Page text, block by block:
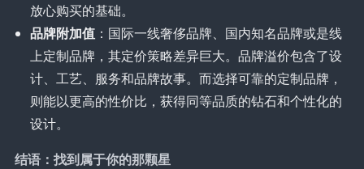
放心购买的基础。
品牌附加值 ：国际一线奢侈品牌、国内知名品牌或是线
上定制品牌，其定价策略差异巨大。品牌溢价包含了设
计、工艺、服务和品牌故事。而选择可靠的定制品牌，
则能以更高的性价比，获得同等品质的钻石和个性化的
设计。
结语：找到属于你的那颗星